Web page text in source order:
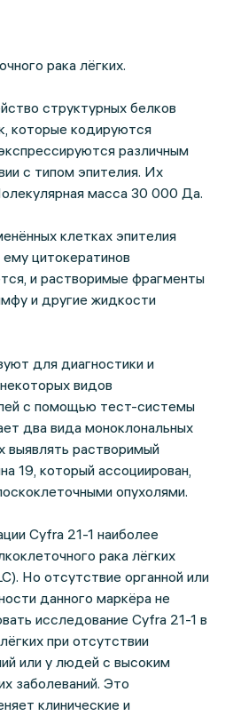
рака лёгких.
структурных белков
которые кодируются
различным
с типом эпителия. Их
масса 30 000 Да.
клетках эпителия
цитокератинов
и растворимые фрагменты
и другие жидкости
для диагностики и
видов
с помощью тест-системы
два вида моноклональных
выявлять растворимый
19, который ассоциирован,
опухолями.
Cyfra 21-1 наиболее
рака лёгких
Но отсутствие органной или
данного маркёра не
исследование Cyfra 21-1 в
при отсутствии
или у людей с высоким
заболеваний. Это
клинические и